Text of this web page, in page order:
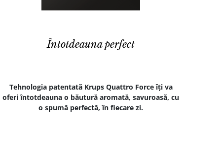
Întotdeauna perfect
Tehnologia patentată Krups Quattro Force îți va
oferi întotdeauna o băutură aromată, savuroasă, cu
o spumă perfectă, în fiecare zi.